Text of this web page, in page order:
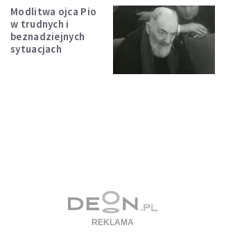
Modlitwa ojca Pio
w trudnych i
beznadziejnych
sytuacjach